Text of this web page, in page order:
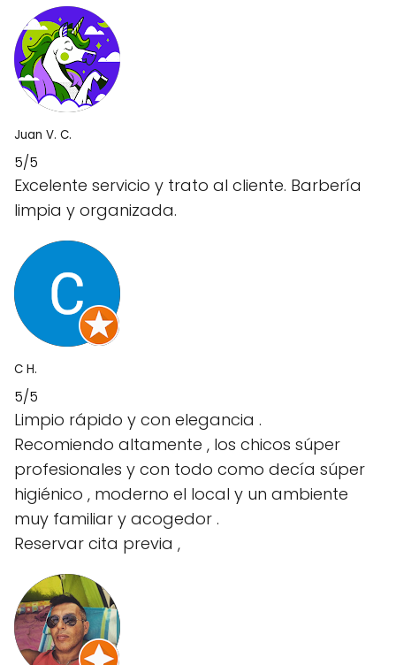
Juan V. C.
5/5
Excelente servicio y trato al cliente. Barbería
limpia y organizada.
C H.
5/5
Limpio rápido y con elegancia .
Recomiendo altamente , los chicos súper
profesionales y con todo como decía súper
higiénico , moderno el local y un ambiente
muy familiar y acogedor .
Reservar cita previa ,